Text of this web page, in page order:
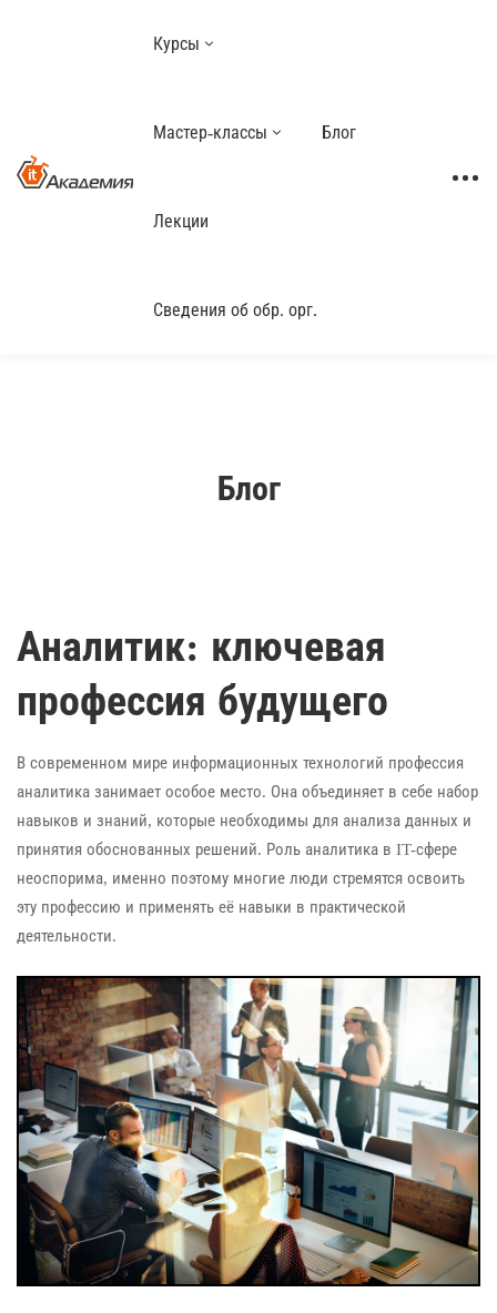
Курсы
Мастер-классы Блог
Лекции
Сведения об обр. орг.
Блог
Аналитик: ключевая
профессия будущего
В современном мире информационных технологий профессия
аналитика занимает особое место. Она объединяет в себе набор
навыков и знаний, которые необходимы для анализа данных и
принятия обоснованных решений. Роль аналитика в IT-сфере
неоспорима, именно поэтому многие люди стремятся освоить
эту профессию и применять её навыки в практической
деятельности.